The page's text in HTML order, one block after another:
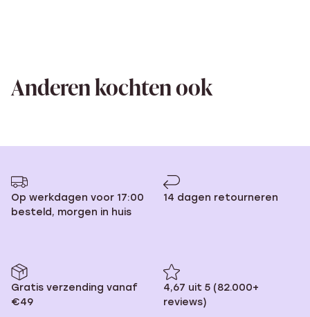
Anderen kochten ook
Op werkdagen voor 17:00
besteld, morgen in huis
14 dagen retourneren
Gratis verzending vanaf
€49
4,67 uit 5 (82.000+
reviews)